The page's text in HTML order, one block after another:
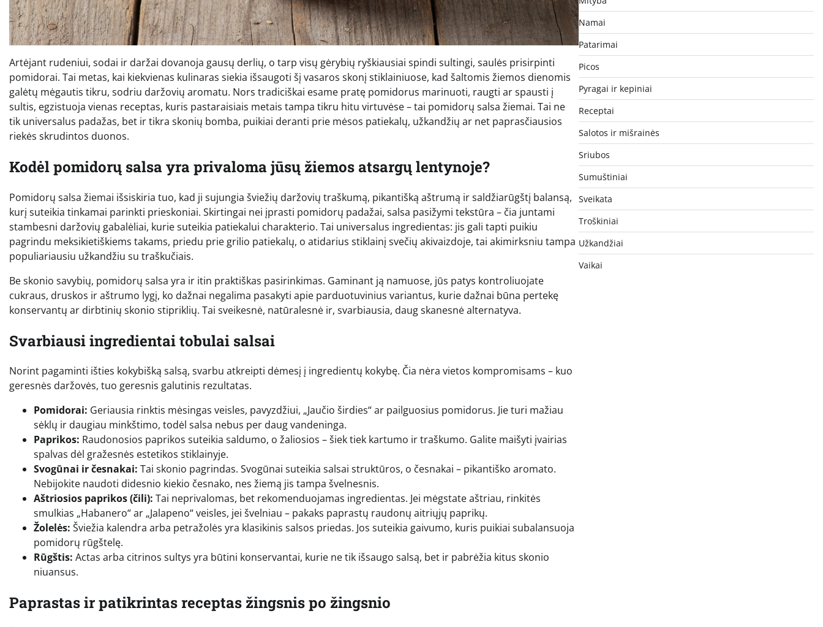
Artėjant rudeniui, sodai ir daržai dovanoja gausų derlių, o tarp visų gėrybių ryškiausiai spindi sultingi, saulės prisirpinti
pomidorai. Tai metas, kai kiekvienas kulinaras siekia išsaugoti šį vasaros skonį stiklainiuose, kad šaltomis žiemos dienomis
galėtų mėgautis tikru, sodriu daržovių aromatu. Nors tradiciškai esame pratę pomidorus marinuoti, raugti ar spausti į
sultis, egzistuoja vienas receptas, kuris pastaraisiais metais tampa tikru hitu virtuvėse – tai pomidorų salsa žiemai. Tai ne
tik universalus padažas, bet ir tikra skonių bomba, puikiai deranti prie mėsos patiekalų, užkandžių ar net paprasčiausios
riekės skrudintos duonos.
Kodėl pomidorų salsa yra privaloma jūsų žiemos atsargų lentynoje?
Pomidorų salsa žiemai išsiskiria tuo, kad ji sujungia šviežių daržovių traškumą, pikantišką aštrumą ir saldžiarūgštį balansą,
kurį suteikia tinkamai parinkti prieskoniai. Skirtingai nei įprasti pomidorų padažai, salsa pasižymi tekstūra – čia juntami
stambesni daržovių gabalėliai, kurie suteikia patiekalui charakterio. Tai universalus ingredientas: jis gali tapti puikiu
pagrindu meksikietiškiems takams, priedu prie grilio patiekalų, o atidarius stiklainį svečių akivaizdoje, tai akimirksniu tampa
populiariausiu užkandžiu su traškučiais.
Be skonio savybių, pomidorų salsa yra ir itin praktiškas pasirinkimas. Gaminant ją namuose, jūs patys kontroliuojate
cukraus, druskos ir aštrumo lygį, ko dažnai negalima pasakyti apie parduotuvinius variantus, kurie dažnai būna pertekę
konservantų ar dirbtinių skonio stipriklių. Tai sveikesnė, natūralesnė ir, svarbiausia, daug skanesnė alternatyva.
Svarbiausi ingredientai tobulai salsai
Norint pagaminti išties kokybišką salsą, svarbu atkreipti dėmesį į ingredientų kokybę. Čia nėra vietos kompromisams – kuo
geresnės daržovės, tuo geresnis galutinis rezultatas.
Pomidorai: Geriausia rinktis mėsingas veisles, pavyzdžiui, „Jaučio širdies“ ar pailguosius pomidorus. Jie turi mažiau
sėklų ir daugiau minkštimo, todėl salsa nebus per daug vandeninga.
Paprikos: Raudonosios paprikos suteikia saldumo, o žaliosios – šiek tiek kartumo ir traškumo. Galite maišyti įvairias
spalvas dėl gražesnės estetikos stiklainyje.
Svogūnai ir česnakai: Tai skonio pagrindas. Svogūnai suteikia salsai struktūros, o česnakai – pikantiško aromato.
Nebijokite naudoti didesnio kiekio česnako, nes žiemą jis tampa švelnesnis.
Aštriosios paprikos (čili): Tai neprivalomas, bet rekomenduojamas ingredientas. Jei mėgstate aštriau, rinkitės
smulkias „Habanero“ ar „Jalapeno“ veisles, jei švelniau – pakaks paprastų raudonų aitriųjų paprikų.
Žolelės: Šviežia kalendra arba petražolės yra klasikinis salsos priedas. Jos suteikia gaivumo, kuris puikiai subalansuoja
pomidorų rūgštelę.
Rūgštis: Actas arba citrinos sultys yra būtini konservantai, kurie ne tik išsaugo salsą, bet ir pabrėžia kitus skonio
niuansus.
Paprastas ir patikrintas receptas žingsnis po žingsnio
Namai
Patarimai
Picos
Pyragai ir kepiniai
Receptai
Salotos ir mišrainės
Sriubos
Sumuštiniai
Sveikata
Troškiniai
Užkandžiai
Vaikai